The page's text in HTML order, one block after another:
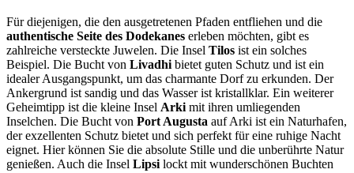
Für diejenigen, die den ausgetretenen Pfaden entfliehen und die
authentische Seite des Dodekanes erleben möchten, gibt es
zahlreiche versteckte Juwelen. Die Insel Tilos ist ein solches
Beispiel. Die Bucht von Livadhi bietet guten Schutz und ist ein
idealer Ausgangspunkt, um das charmante Dorf zu erkunden. Der
Ankergrund ist sandig und das Wasser ist kristallklar. Ein weiterer
Geheimtipp ist die kleine Insel Arki mit ihren umliegenden
Inselchen. Die Bucht von Port Augusta auf Arki ist ein Naturhafen,
der exzellenten Schutz bietet und sich perfekt für eine ruhige Nacht
eignet. Hier können Sie die absolute Stille und die unberührte Natur
genießen. Auch die Insel Lipsi lockt mit wunderschönen Buchten